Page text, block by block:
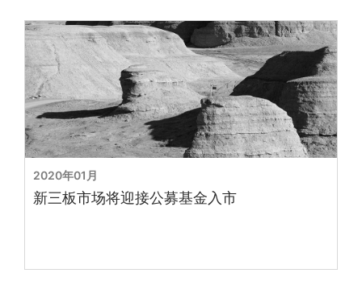
新三板市场将迎接公募基金入市
2020年01月